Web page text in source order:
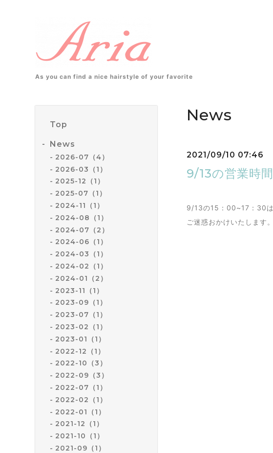
As you can find a nice hairstyle of your favorite
Top
News
2026-07（4）
2026-03（1）
2025-12（1）
2025-07（1）
2024-11（1）
2024-08（1）
2024-07（2）
2024-06（1）
2024-03（1）
2024-02（1）
2024-01（2）
2023-11（1）
2023-09（1）
2023-07（1）
2023-02（1）
2023-01（1）
2022-12（1）
2022-10（3）
2022-09（3）
2022-07（1）
2022-02（1）
2022-01（1）
2021-12（1）
2021-10（1）
2021-09（1）
News
2021/09/10 07:46
9/13の営業時
9/13の15：00~17：30は
ご迷惑おかけいたします。